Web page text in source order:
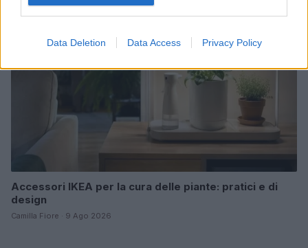
Data Deletion Data Access Privacy Policy
Accessori IKEA per la cura delle piante: pratici e di
design
Camilla Fiore · 9 Ago 2026